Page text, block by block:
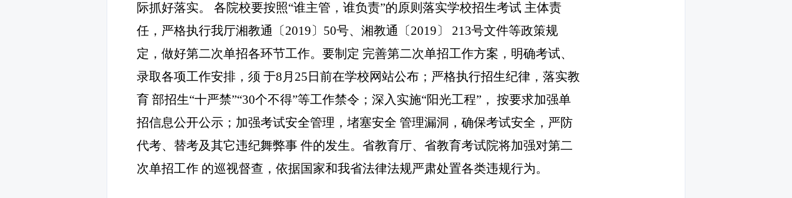
际抓好落实。各院校要按照“谁主管，谁负责”的原则落实学校招生考试 主体责
任，严格执行我厅湘教通〔2019〕 50号、湘教通〔2019〕 213号文件等政策规
定，做好第二次单招各环节工作。要制定 完善第二次单招工作方案，明确考试、
录取各项工作安排，须于8月 25 日前在学校网站公布；严格执行招生纪律，落实教
育部招生“十严禁”“30个不得”等工作禁令；深入实施“阳光工程” ，按要求加强单
招信息公开公示；加强考试安全管理，堵塞安全管理漏洞，确保考试安全，严防
代考、替考及其它违纪舞弊事件的发生。省教育厅、省教育考试院将加强对第二
次单招工作 的巡视督查，依据国家和我省法律法规严肃处置各类违规行为。